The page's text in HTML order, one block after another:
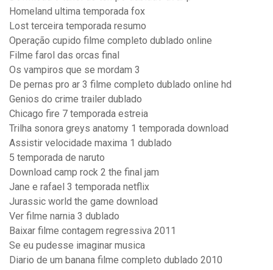
Homeland ultima temporada fox
Lost terceira temporada resumo
Operação cupido filme completo dublado online
Filme farol das orcas final
Os vampiros que se mordam 3
De pernas pro ar 3 filme completo dublado online hd
Genios do crime trailer dublado
Chicago fire 7 temporada estreia
Trilha sonora greys anatomy 1 temporada download
Assistir velocidade maxima 1 dublado
5 temporada de naruto
Download camp rock 2 the final jam
Jane e rafael 3 temporada netflix
Jurassic world the game download
Ver filme narnia 3 dublado
Baixar filme contagem regressiva 2011
Se eu pudesse imaginar musica
Diario de um banana filme completo dublado 2010